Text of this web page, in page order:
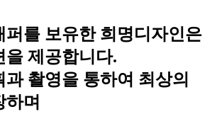
퍼를 보유한 희명디자인은
을 제공합니다.
촬영을 통하여 최상의
하며